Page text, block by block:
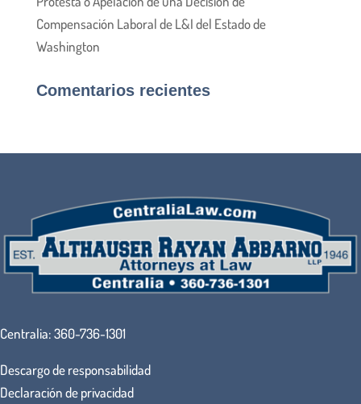
Compensación Laboral de L&I del Estado de
Washington
Comentarios recientes
Centralia:360-736-1301
Descargo de responsabilidad
Declaración de privacidad